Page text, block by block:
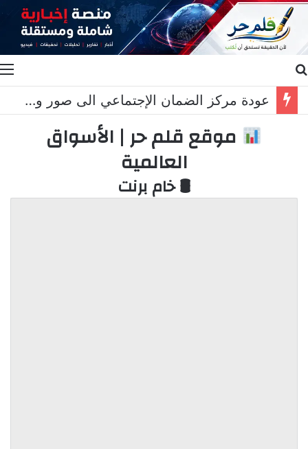
عودة مركز الضمان الإجتماعي الى صور وخريس المناطق التجريبية مزحة
موقع قلم حر | الأسواق
العالمية
🛢 خام برنت